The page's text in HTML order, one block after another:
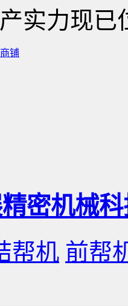
实力现
铺
密机械
帮机 前帮